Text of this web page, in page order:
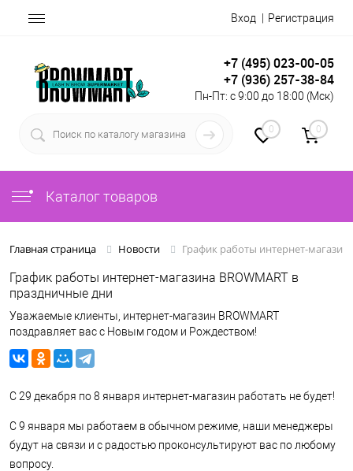
Вход Регистрация
+7 (495) 023-00-05
+7 (936) 257-38-84
Пн-Пт: с 9:00 до 18:00 (Мск)
0 0
Каталог товаров
Главная страница Новости График работы интернет-
График работы интернет-магазина BROWMART в
праздничные дни
Уважаемые клиенты, интернет-магазин BROWMART
поздравляет вас с Новым годом и Рождеством!
С 29 декабря по 8 января интернет-магазин работать не будет!
С 9 января мы работаем в обычном режиме, наши менеджеры
будут на связи и с радостью проконсультируют вас по любому
вопросу.